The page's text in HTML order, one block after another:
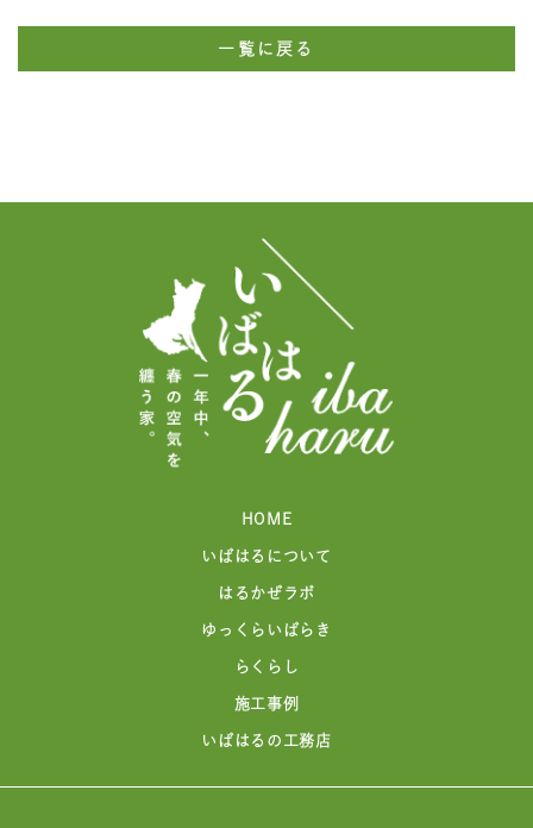
一覧に戻る
HOME
いばはるについて
はるかぜラボ
ゆっくらいばらき
らくらし
施工事例
いばはるの工務店